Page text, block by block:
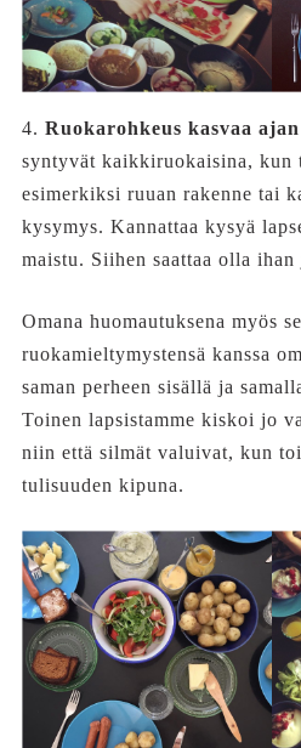
4. Ruokarohkeus kasvaa
syntyvät kaikkiruokaisina, kun
esimerkiksi ruuan rakenne tai
kysymys. Kannattaa kysyä
maistu. Siihen saattaa olla
Omana huomautuksena myös
ruokamieltymystensä kanssa
saman perheen sisällä ja
Toinen lapsistamme kiskoi jo
niin että silmät valuivat, kun
tulisuuden kipuna.